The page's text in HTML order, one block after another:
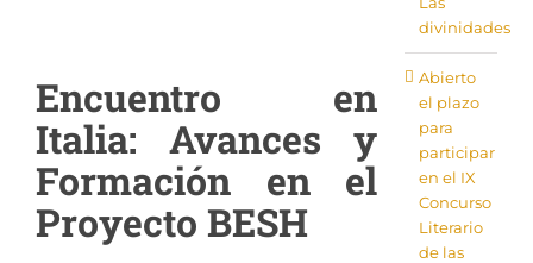
Encuentro en
Italia: Avances y
Formación en el
Proyecto BESH
divinidades
Abierto
el plazo
para
participar
en el IX
Concurso
Literario
de las